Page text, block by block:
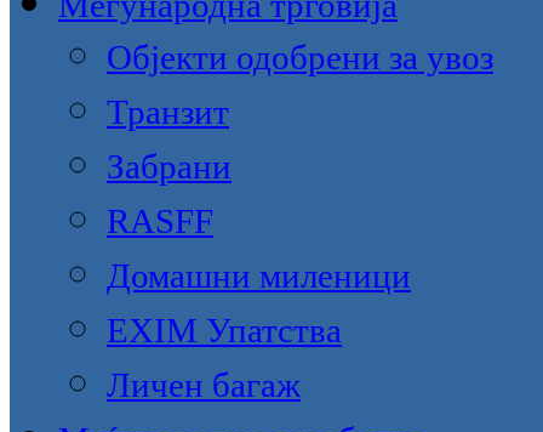
Објекти одобрени за увоз
Транзит
Забрани
RASFF
Домашни миленици
EXIM Упатства
Личен багаж